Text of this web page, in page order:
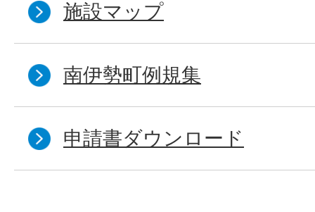
施設マップ
南伊勢町例規集
申請書ダウンロード